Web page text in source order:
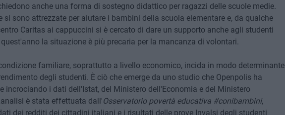
anche una forma di sostegno didattico per ragazzi delle scuole medie.
si sono attrezzate per aiutare i bambini della scuola elementare e, da qualche
Caritas ai cappuccini si è cercato di dare un supporto anche agli studenti
la situazione è più precaria per la mancanza di volontari.
familiare, soprattutto a livello economico, incida in modo determinante
degli studenti. È ciò che emerge da uno studio che Openpolis ha
incrociando i dati dell'Istat, del Ministero dell'Economia e del Ministero
è stata effettuata dall'Osservatorio povertà educativa #conibambini,
dei redditi dei cittadini italiani e i risultati delle prove Invalsi degli studenti